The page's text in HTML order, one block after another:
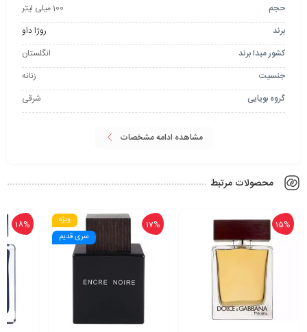
حجم
100 میلی لیتر
برند
روژا داو
کشور مبدا برند
انگلستان
جنسیت
زنانه
گروه بویایی
شرقی
مشاهده ادامه مشخصات
محصولات مرتبط
15%
ویژه
سری قدیم
17%
18%